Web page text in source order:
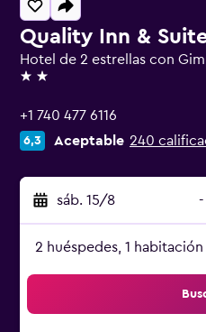
Quality Inn &
Hotel de 2 estrellas con
2 estrellas
+1 740 477 6116
6,3 Aceptable 240
sáb. 15/8 -
2 huéspedes, 1 habitación